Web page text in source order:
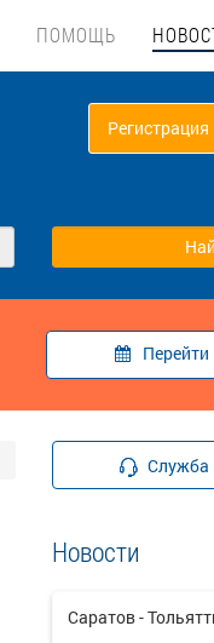
ПОМОЩЬ
Регистрация
Перейти
Служба
Новости
Саратов -